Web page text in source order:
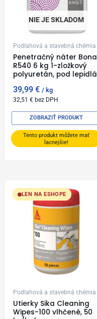
NIE JE SKLADOM
Podlahová a stavebná chémia
Penetračný náter Bona
R540 6 kg 1-zložkový
polyuretán, pod lepidlá
39,99€ kg
32,51€ bez DPH
Tento produkt môžete mať
lacnejšie!
ZOBRAZIŤ PRODUKT
LEN NA ESHOPE
Podlahová a stavebná chémia
Utierky Sika Cleaning
Wipes-100 vlhčené, 50